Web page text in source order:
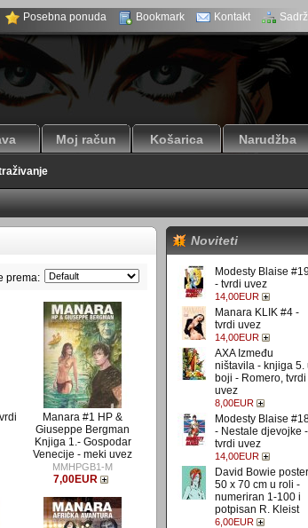
Posebna ponuda Bookmark Kontakt
Moj račun Košarica Narudžba
Noviteti
Modesty Blaise #19
- tvrdi uvez
14,00EUR
Manara KLIK #4 -
tvrdi uvez
14,00EUR
AXA Između
ništavila - knjiga 5.
boji - Romero, tvrdi
uvez
8,00EUR
Modesty Blaise
- Nestale djevojke -
tvrdi uvez
14,00EUR
David Bowie poster
50 x 70 cm u roli -
numeriran 1-100 i
potpisan R. Kleist
6,00EUR
prema:
Manara #1 HP &
Giuseppe Bergman
Knjiga 1.- Gospodar
Venecije - meki uvez
MMHPGB1-M
7,00EUR